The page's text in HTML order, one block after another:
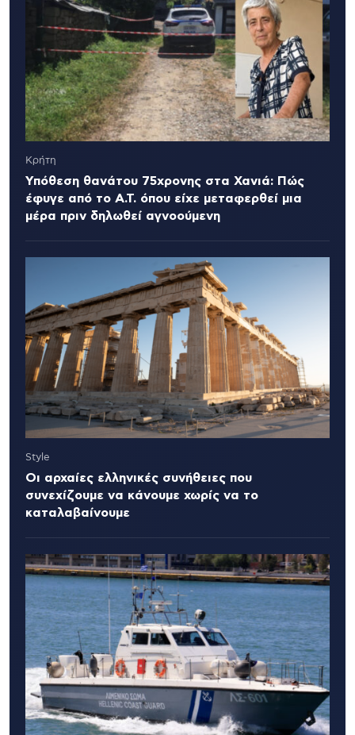
Κρήτη
Υπόθεση θανάτου 75χρονης στα Χανιά: Πώς
έφυγε από το Α.Τ. όπου είχε μεταφερθεί μια
μέρα πριν δηλωθεί αγνοούμενη
Style
Οι αρχαίες ελληνικές συνήθειες που
συνεχίζουμε να κάνουμε χωρίς να το
καταλαβαίνουμε